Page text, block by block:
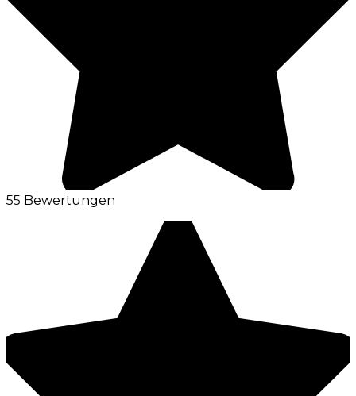
55 Bewertungen